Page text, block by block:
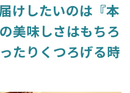
けしたいのは『本
美味しさはもちろ
たりくつろげる時